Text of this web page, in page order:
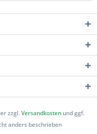
zzgl.Versandkosten und ggf.
anders beschrieben